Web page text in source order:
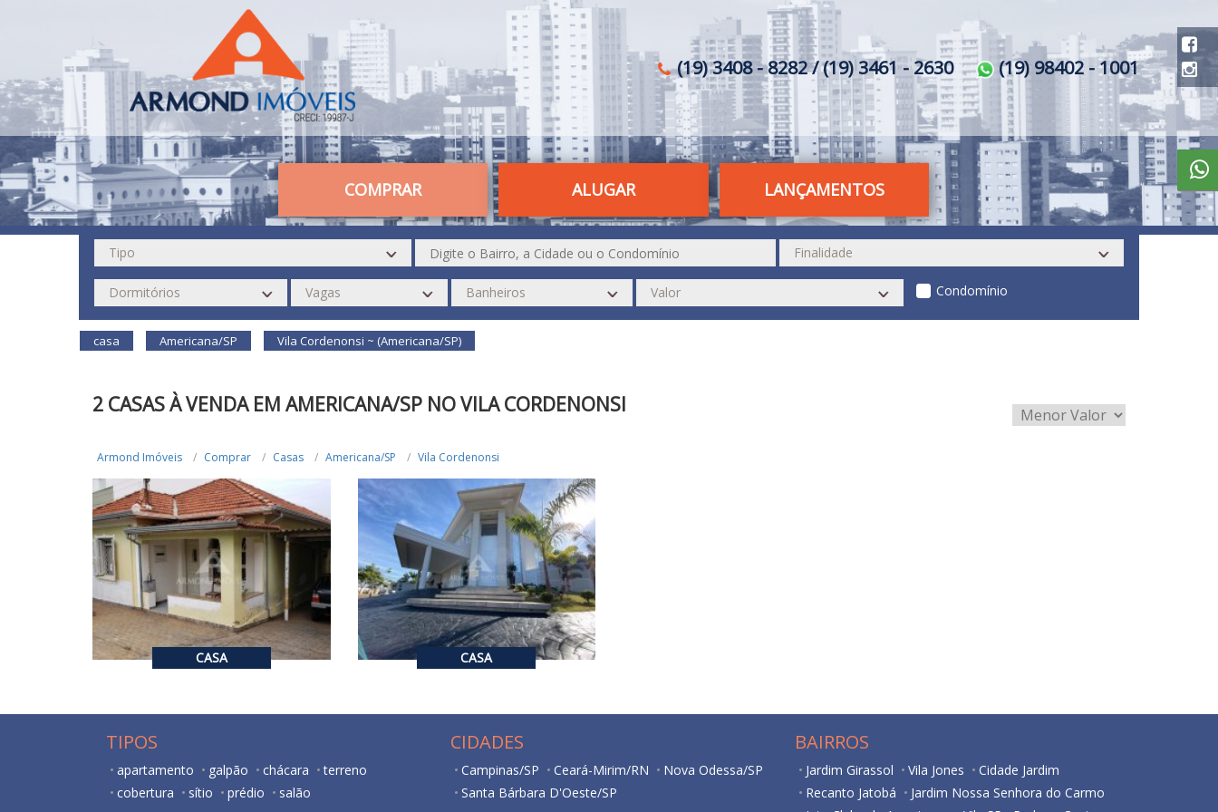
(19) 3408 - 8282 / (19) 3461 - 2630 (19) 98402 - 1001
COMPRAR ALUGAR LANÇAMENTOS
Condomínio
casa Americana/SP Vila Cordenonsi ~ (Americana/SP)
2 CASAS À VENDA EM AMERICANA/SP NO VILA CORDENONSI
Armond Imóveis Comprar Casas Americana/SP Vila Cordenonsi
CASA
R$ 450.000,00 VENDA
3 3
267.3
CASA
R$ 3.200.000,00 VENDA
R$ 15.000,00 ALUGUEL
4 400
TIPOS
apartamento galpão chácara
terreno
cobertura
sítio prédio salão
CIDADES
Campinas/SP Ceará-Mirim/RN
Nova Odessa/SP
Santa Bárbara D'Oeste/SP
BAIRROS
Jardim Girassol Vila Jones
Cidade Jardim
Recanto Jatobá
Jardim Nossa Senhora do Carmo